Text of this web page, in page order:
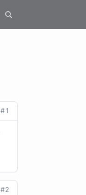
#1
#2